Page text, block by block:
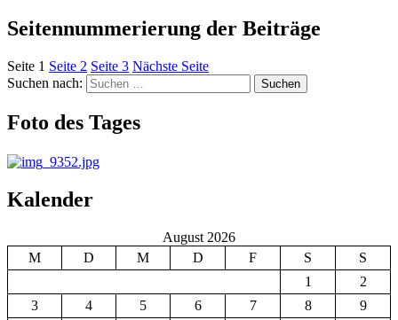
Seitennummerierung der Beiträge
Seite 1 Seite 2 Seite 3 Nächste Seite
Suchen nach:
Suchen
Foto des Tages
Kalender
August 2026
M
D M D F S
S
1
2
3
4 5 6 7 8
9